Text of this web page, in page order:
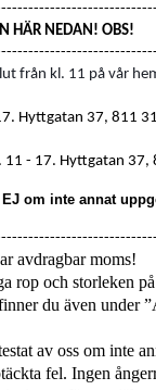
HÄR NEDAN! OBS!
från kl. 11 på vår
Hyttgatan 37, 811
11 - 17. Hyttgatan 37,
om inte annat
avdragbar moms!
rop och storleken
du även under
av oss om inte
fel. Ingen